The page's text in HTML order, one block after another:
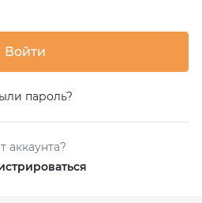
пароль?
аккаунта?